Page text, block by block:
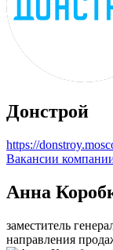
Донстрой
https://
Вакансии
Анна
заместитель
направления